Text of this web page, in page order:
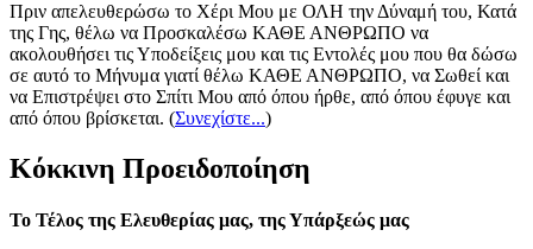
Πριν απελευθερώσω το Χέρι Μου με ΟΛΗ την Δύναμή του, Κατά
της Γης, θέλω να Προσκαλέσω ΚΑΘΕ ΑΝΘΡΩΠΟ να
ακολουθήσει τις Υποδείξεις μου και τις Εντολές μου που θα δώσω
σε αυτό το Μήνυμα γιατί θέλω ΚΑΘΕ ΑΝΘΡΩΠΟ, να Σωθεί και
να Επιστρέψει στο Σπίτι Μου από όπου ήρθε, από όπου έφυγε και
από όπου βρίσκεται. (Συνεχίστε...)
Κόκκινη Προειδοποίηση
Το Τέλος της Ελευθερίας μας, της Υπάρξεώς μας